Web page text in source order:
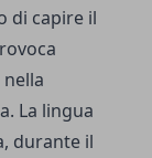
di capire il
La lingua
durante il